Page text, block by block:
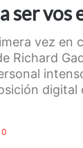
ser
vez en
Richard
digital
0